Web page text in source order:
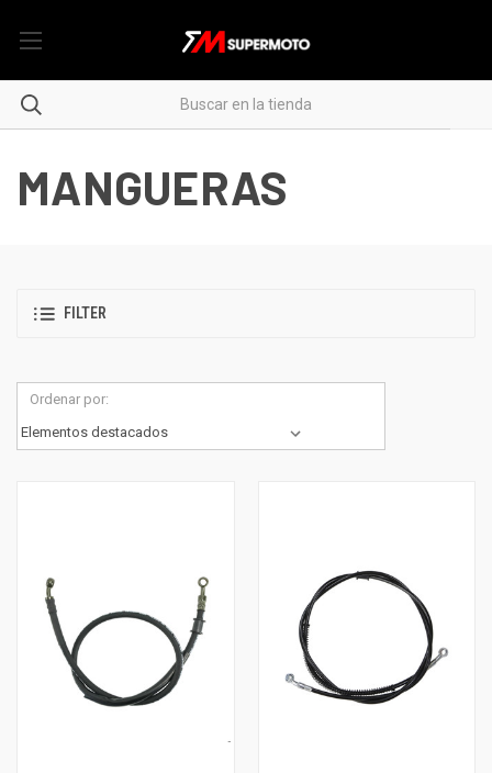
MANGUERAS
FILTER
Ordenar por: